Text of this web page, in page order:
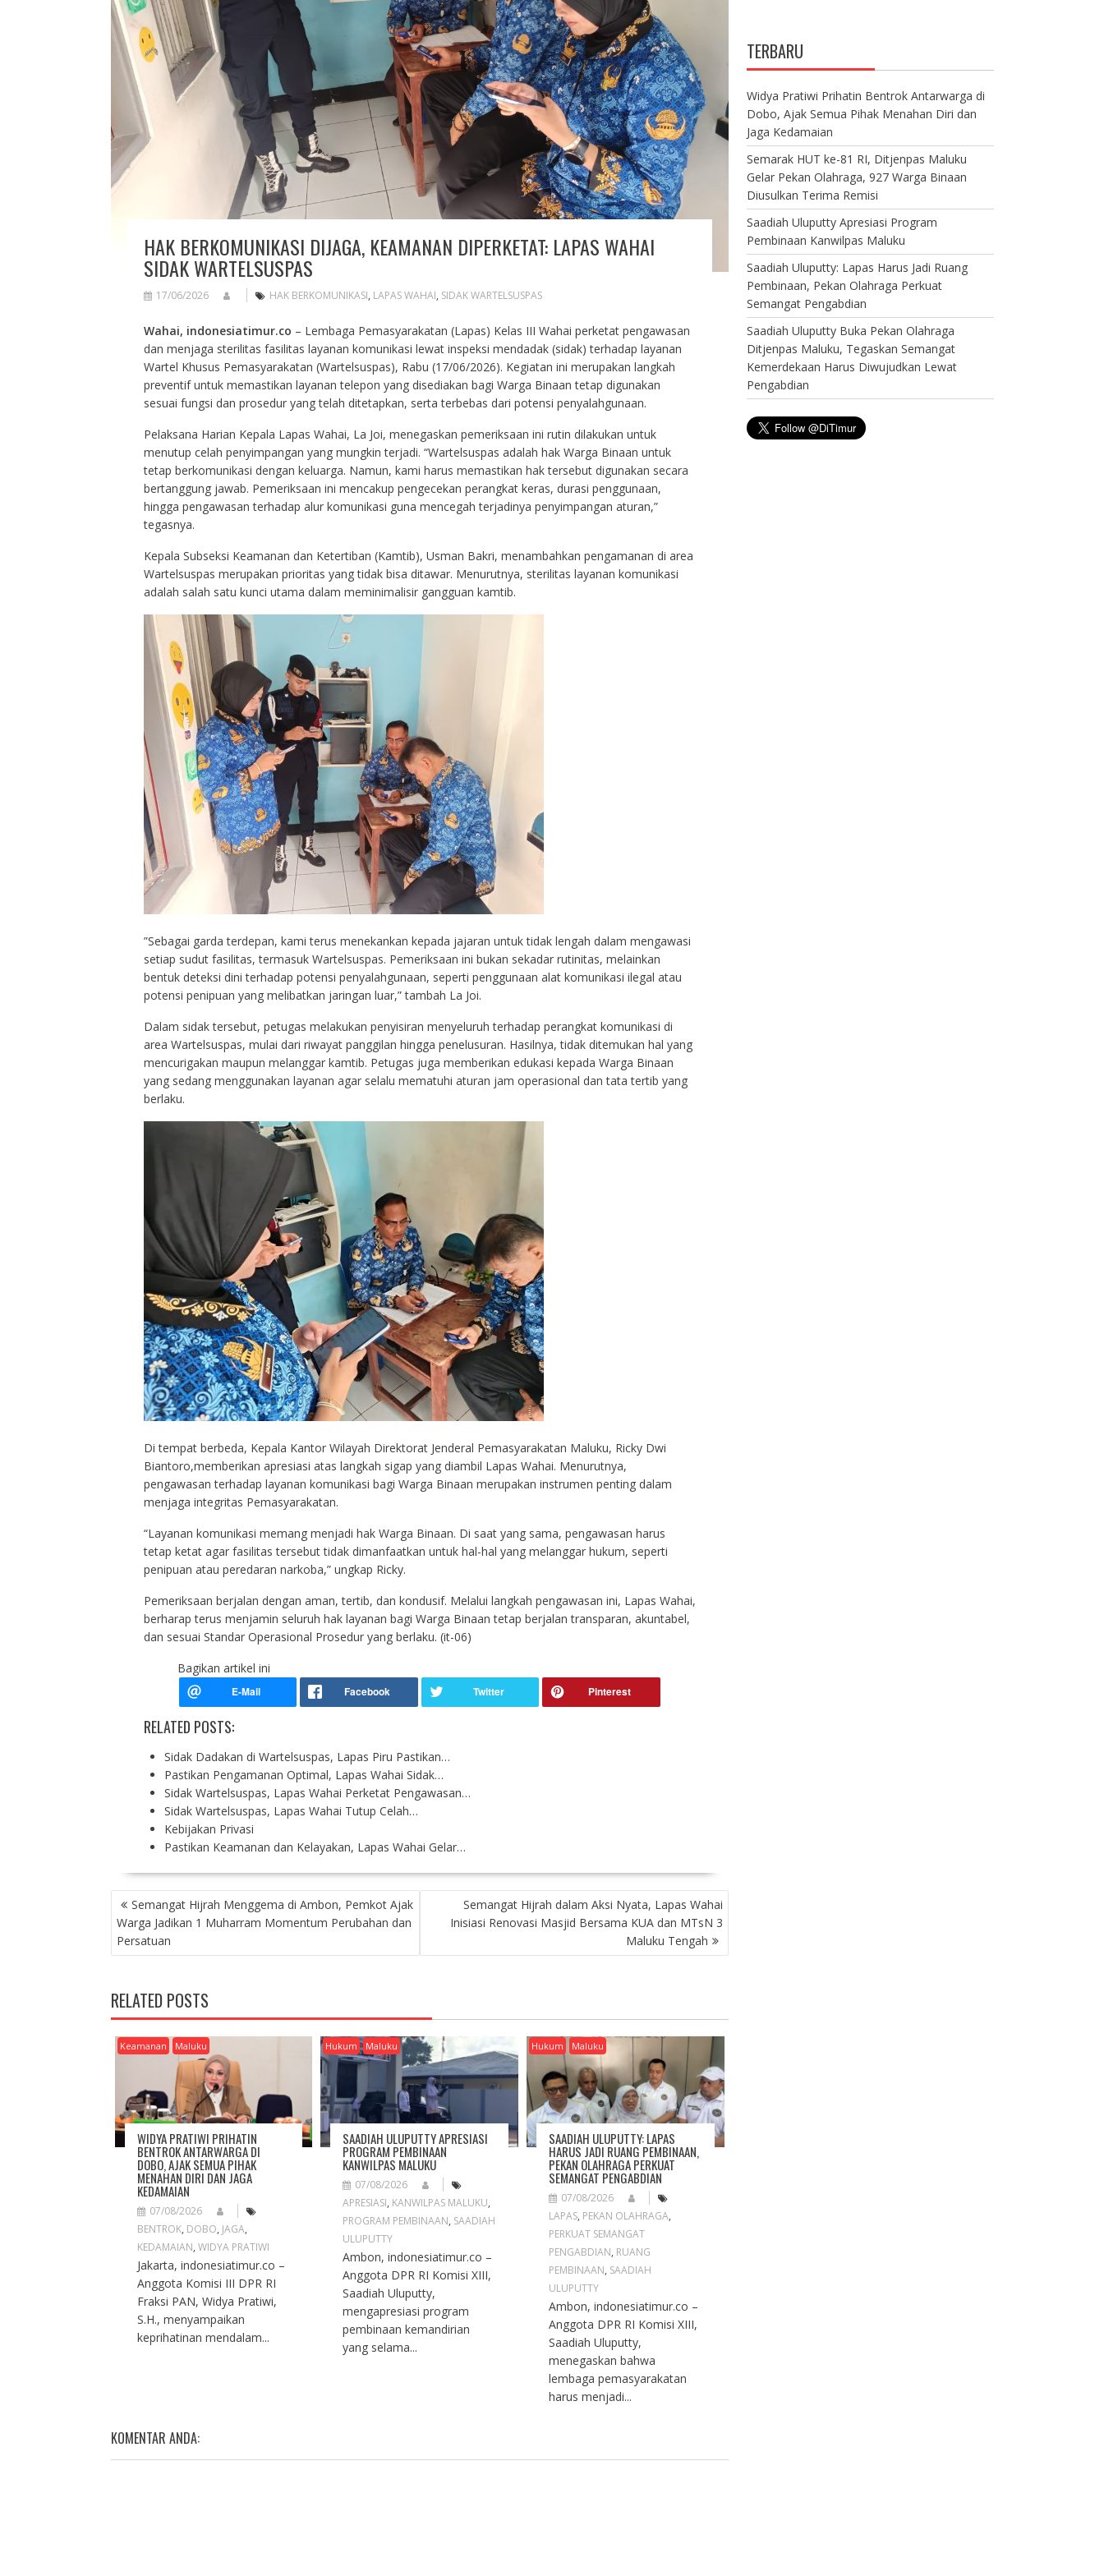
HAK BERKOMUNIKASI DIJAGA, KEAMANAN DIPERKETAT: LAPAS WAHAI
SIDAK WARTELSUSPAS
17/06/2026 HAK BERKOMUNIKASI, LAPAS WAHAI, SIDAK WARTELSUSPAS
Wahai, indonesiatimur.co – Lembaga Pemasyarakatan (Lapas) Kelas III Wahai perketat pengawasan
dan menjaga sterilitas fasilitas layanan komunikasi lewat inspeksi mendadak (sidak) terhadap layanan
Wartel Khusus Pemasyarakatan (Wartelsuspas), Rabu (17/06/2026). Kegiatan ini merupakan langkah
preventif untuk memastikan layanan telepon yang disediakan bagi Warga Binaan tetap digunakan
sesuai fungsi dan prosedur yang telah ditetapkan, serta terbebas dari potensi penyalahgunaan.
‎Pelaksana Harian ​Kepala Lapas Wahai, La Joi, menegaskan pemeriksaan ini rutin dilakukan untuk
menutup celah penyimpangan yang mungkin terjadi. “Wartelsuspas adalah hak Warga Binaan untuk
tetap berkomunikasi dengan keluarga. Namun, kami harus memastikan hak tersebut digunakan secara
bertanggung jawab. Pemeriksaan ini mencakup pengecekan perangkat keras, durasi penggunaan,
hingga pengawasan terhadap alur komunikasi guna mencegah terjadinya penyimpangan aturan,”
tegasnya.
‎Kepala Subseksi Keamanan dan Ketertiban (Kamtib), Usman Bakri, menambahkan pengamanan di area
Wartelsuspas merupakan prioritas yang tidak bisa ditawar. Menurutnya, sterilitas layanan komunikasi
adalah salah satu kunci utama dalam meminimalisir gangguan kamtib.
‎​”Sebagai garda terdepan, kami terus menekankan kepada jajaran untuk tidak lengah dalam mengawasi
setiap sudut fasilitas, termasuk Wartelsuspas. Pemeriksaan ini bukan sekadar rutinitas, melainkan
bentuk deteksi dini terhadap potensi penyalahgunaan, seperti penggunaan alat komunikasi ilegal atau
potensi penipuan yang melibatkan jaringan luar,” tambah La Joi.
‎Dalam sidak tersebut, petugas melakukan penyisiran menyeluruh terhadap perangkat komunikasi di
area Wartelsuspas, mulai dari riwayat panggilan hingga penelusuran. Hasilnya, tidak ditemukan hal yang
mencurigakan maupun melanggar kamtib. Petugas juga memberikan edukasi kepada Warga Binaan
yang sedang menggunakan layanan agar selalu mematuhi aturan jam operasional dan tata tertib yang
berlaku.
Di tempat berbeda, Kepala Kantor Wilayah Direktorat Jenderal Pemasyarakatan Maluku, Ricky Dwi
Biantoro,memberikan apresiasi atas langkah sigap yang diambil Lapas Wahai. Menurutnya,
pengawasan terhadap layanan komunikasi bagi Warga Binaan merupakan instrumen penting dalam
menjaga integritas Pemasyarakatan.
“Layanan komunikasi memang menjadi hak Warga Binaan. Di saat yang sama, pengawasan harus
tetap ketat agar fasilitas tersebut tidak dimanfaatkan untuk hal-hal yang melanggar hukum, seperti
penipuan atau peredaran narkoba,” ungkap Ricky.
‎Pemeriksaan berjalan dengan aman, tertib, dan kondusif. Melalui langkah pengawasan ini, Lapas Wahai,
berharap terus menjamin seluruh hak layanan bagi Warga Binaan tetap berjalan transparan, akuntabel,
dan sesuai Standar Operasional Prosedur yang berlaku. (it-06)
Bagikan artikel ini
RELATED POSTS:
Sidak Dadakan di Wartelsuspas, Lapas Piru Pastikan…
Pastikan Pengamanan Optimal, Lapas Wahai Sidak…
Sidak Wartelsuspas, Lapas Wahai Perketat Pengawasan…
Sidak Wartelsuspas, Lapas Wahai Tutup Celah…
Kebijakan Privasi
Pastikan Keamanan dan Kelayakan, Lapas Wahai Gelar…
P
O
S
T
A
V
I
G
A
O
N
Semangat Hijrah Menggema di Ambon, Pemkot Ajak
Warga Jadikan 1 Muharram Momentum Perubahan dan
Persatuan
Semangat Hijrah dalam Aksi Nyata, Lapas Wahai
Inisiasi Renovasi Masjid Bersama KUA dan MTsN 3
Maluku Tengah
RELATED POSTS
Keamanan Maluku
WIDYA PRATIWI PRIHATIN
BENTROK ANTARWARGA DI
DOBO, AJAK SEMUA PIHAK
MENAHAN DIRI DAN JAGA
KEDAMAIAN
07/08/2026
BENTROK, DOBO, JAGA,
KEDAMAIAN, WIDYA PRATIWI
Jakarta, indonesiatimur.co –
Anggota Komisi III DPR RI
Fraksi PAN, Widya Pratiwi,
S.H., menyampaikan
keprihatinan mendalam...
Hukum Maluku
SAADIAH ULUPUTTY APRESIASI
PROGRAM PEMBINAAN
KANWILPAS MALUKU
07/08/2026
APRESIASI, KANWILPAS MALUKU,
PROGRAM PEMBINAAN, SAADIAH
ULUPUTTY
Ambon, indonesiatimur.co –
Anggota DPR RI Komisi XIII,
Saadiah Uluputty,
mengapresiasi program
pembinaan kemandirian
yang selama...
Hukum Maluku
SAADIAH ULUPUTTY: LAPAS
HARUS JADI RUANG PEMBINAAN,
PEKAN OLAHRAGA PERKUAT
SEMANGAT PENGABDIAN
07/08/2026
LAPAS, PEKAN OLAHRAGA,
PERKUAT SEMANGAT
PENGABDIAN, RUANG
PEMBINAAN, SAADIAH
ULUPUTTY
Ambon, indonesiatimur.co –
Anggota DPR RI Komisi XIII,
Saadiah Uluputty,
menegaskan bahwa
lembaga pemasyarakatan
harus menjadi...
KOMENTAR ANDA:
TERBARU
Widya Pratiwi Prihatin Bentrok Antarwarga di
Dobo, Ajak Semua Pihak Menahan Diri dan
Jaga Kedamaian
Semarak HUT ke-81 RI, Ditjenpas Maluku
Gelar Pekan Olahraga, 927 Warga Binaan
Diusulkan Terima Remisi
Saadiah Uluputty Apresiasi Program
Pembinaan Kanwilpas Maluku
Saadiah Uluputty: Lapas Harus Jadi Ruang
Pembinaan, Pekan Olahraga Perkuat
Semangat Pengabdian
Saadiah Uluputty Buka Pekan Olahraga
Ditjenpas Maluku, Tegaskan Semangat
Kemerdekaan Harus Diwujudkan Lewat
Pengabdian